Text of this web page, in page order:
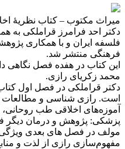
میراث مکتوب – کتاب نظریه‌ٔ
دکتر احد فرامرز قراملکی
فلسفه ایران و با همکاری
فرهنگی منتشر شد.
این کتاب در هفده فصل نگاهی
محمد زکریای رازی.
دکتر قراملکی در فصل اول
است.‌ رازی ‌شناسی و مطالعات
آموزه‌های اخلاقی طب
پزشکی: پژوهش و درمان دیگر
مولف در فصل های بعدی
مفهوم‌سازی رازی از لذت و